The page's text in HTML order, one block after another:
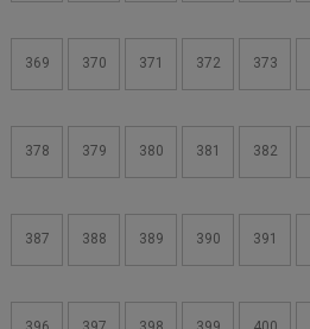
369 370 371 372 373
378 379 380 381 382
387 388 389 390 391